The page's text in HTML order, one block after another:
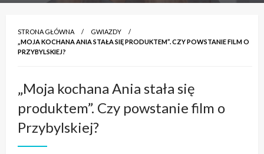
STRONA GŁÓWNA
GWIAZDY
„MOJA KOCHANA ANIA STAŁA SIĘ PRODUKTEM”. CZY POWSTANIE FILM O
PRZYBYLSKIEJ?
„Moja kochana Ania stała się
produktem”. Czy powstanie film o
Przybylskiej?